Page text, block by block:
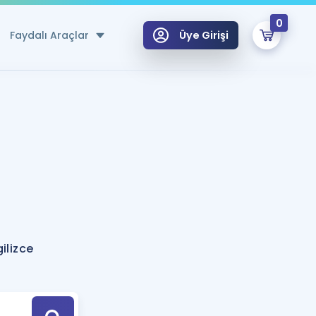
Faydalı Araçlar
Hesaplama Aracı
için Öneriler
Tek Takvimde
Üye Girişi
0